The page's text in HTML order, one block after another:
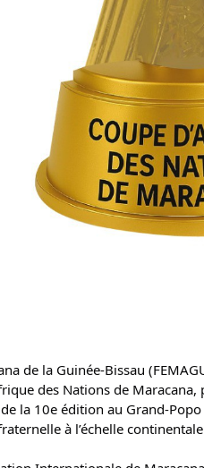
de la Guinée-Bissau
des Nations de
de la 10e édition au Grand-
à l’échelle